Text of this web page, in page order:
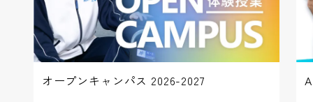
オープンキャンパス 2026-2027